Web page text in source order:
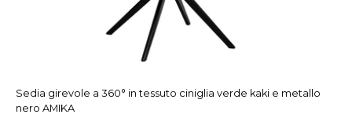
Sedia girevole a 360° in tessuto ciniglia verde kaki e metallo
nero AMIKA